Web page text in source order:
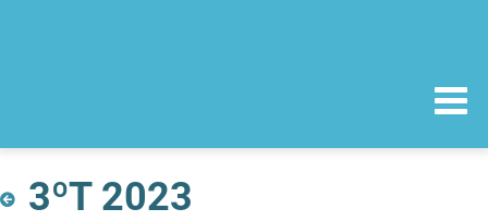
3ºT 2023